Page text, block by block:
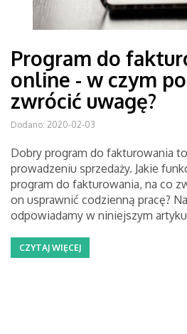
Program do
online - w czym
zwrócić uwagę?
Dodano: 2020-02-03
Dobry program do fakturowania
prowadzeniu sprzedaży. Jakie
program do fakturowania, na co
on usprawnić codzienną pracę?
odpowiadamy w niniejszym
CZYTAJ WIĘCEJ